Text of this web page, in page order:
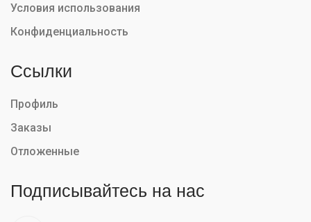
Условия использования
Конфиденциальность
Ссылки
Профиль
Заказы
Отложенные
Подписывайтесь на нас